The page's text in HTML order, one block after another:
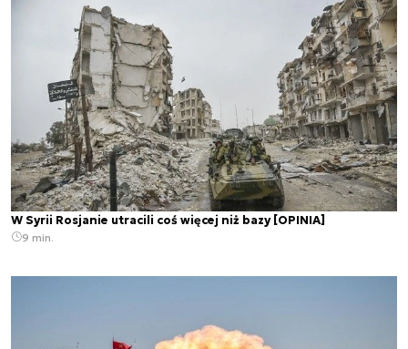
W Syrii Rosjanie utracili coś więcej niż bazy [OPINIA]
9 min.